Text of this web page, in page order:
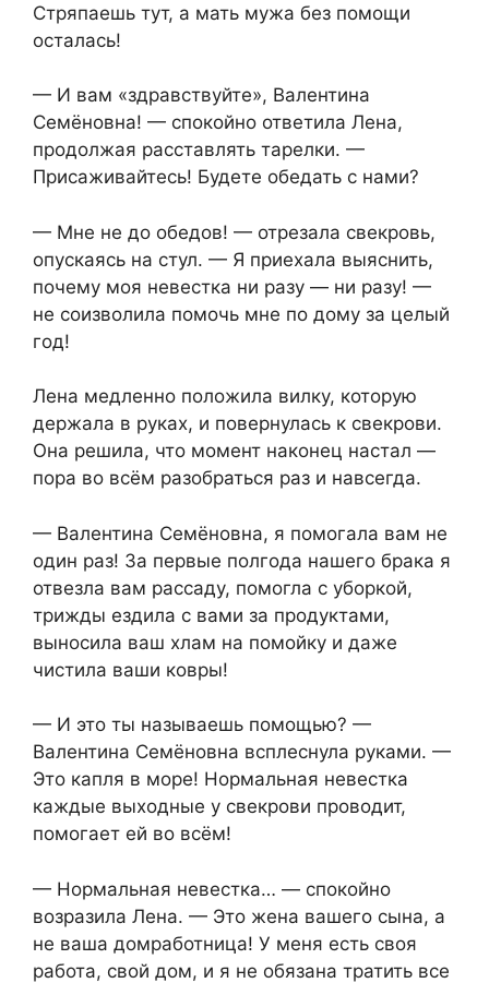
Стряпаешь тут, а мать мужа без помощи
осталась!
— И вам «здравствуйте», Валентина
Семёновна! — спокойно ответила Лена,
продолжая расставлять тарелки. —
Присаживайтесь! Будете обедать с нами?
— Мне не до обедов! — отрезала свекровь,
опускаясь на стул. — Я приехала выяснить,
почему моя невестка ни разу — ни разу! —
не соизволила помочь мне по дому за целый
год!
Лена медленно положила вилку, которую
держала в руках, и повернулась к свекрови.
Она решила, что момент наконец настал —
пора во всём разобраться раз и навсегда.
— Валентина Семёновна, я помогала вам не
один раз! За первые полгода нашего брака я
отвезла вам рассаду, помогла с уборкой,
трижды ездила с вами за продуктами,
выносила ваш хлам на помойку и даже
чистила ваши ковры!
— И это ты называешь помощью? —
Валентина Семёновна всплеснула руками. —
Это капля в море! Нормальная невестка
каждые выходные у свекрови проводит,
помогает ей во всём!
— Нормальная невестка… — спокойно
возразила Лена. — Это жена вашего сына, а
не ваша домработница! У меня есть своя
работа, свой дом, и я не обязана тратить все